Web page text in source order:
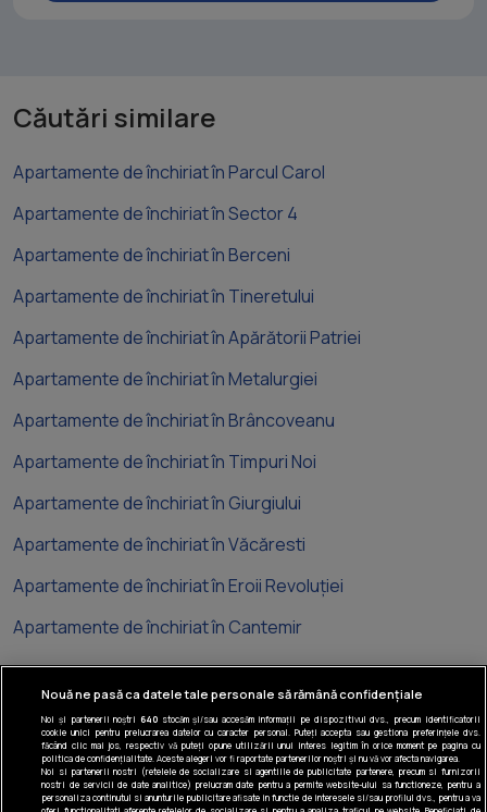
Căutări similare
Apartamente de închiriat în Parcul Carol
Apartamente de închiriat în Sector 4
Apartamente de închiriat în Berceni
Apartamente de închiriat în Tineretului
Apartamente de închiriat în Apărătorii Patriei
Apartamente de închiriat în Metalurgiei
Apartamente de închiriat în Brâncoveanu
Apartamente de închiriat în Timpuri Noi
Apartamente de închiriat în Giurgiului
Apartamente de închiriat în Văcăresti
Apartamente de închiriat în Eroii Revoluției
Apartamente de închiriat în Cantemir
Tel: +40 374 40 44 99
Iride Business Park, Bld. Dimitrie
Pompeiu 9-9A, Clădirea B2B, 020335,
Nouă ne pasă ca datele tale personale să rămână confidențiale
Noi și partenerii noștri 640stocăm și/sau accesăm informații pe dispozitivul dvs., precum identificatorii
cookie unici pentru prelucrarea datelor cu caracter personal. Puteți accepta sau gestiona preferințele dvs.
făcând clic mai jos, respectiv vă puteți opune utilizării unui interes legitim în orice moment pe pagina cu
politica de confidențialitate. Aceste alegeri vor fi raportate partenerilor noștri și nu vă vor afecta navigarea.
Noi si partenerii nostri (retelele de socializare si agentiile de publicitate partenere, precum si furnizorii
nostri de servicii de date analitice) prelucram date pentru a permite website-ului sa functioneze, pentru a
personaliza continutul si anunturile publicitare afisate in functie de interesele si/sau profilul dvs., pentru a va